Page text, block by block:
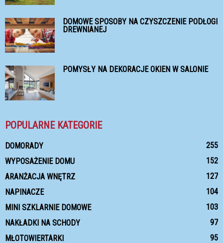
DOMOWE SPOSOBY NA CZYSZCZENIE PODŁOGI
DREWNIANEJ
POMYSŁY NA DEKORACJE OKIEN W SALONIE
POPULARNE KATEGORIE
DOMORADY
255
WYPOSAŻENIE DOMU
152
ARANŻACJA WNĘTRZ
127
NAPINACZE
104
MINI SZKLARNIE DOMOWE
103
NAKŁADKI NA SCHODY
97
MŁOTOWIERTARKI
95